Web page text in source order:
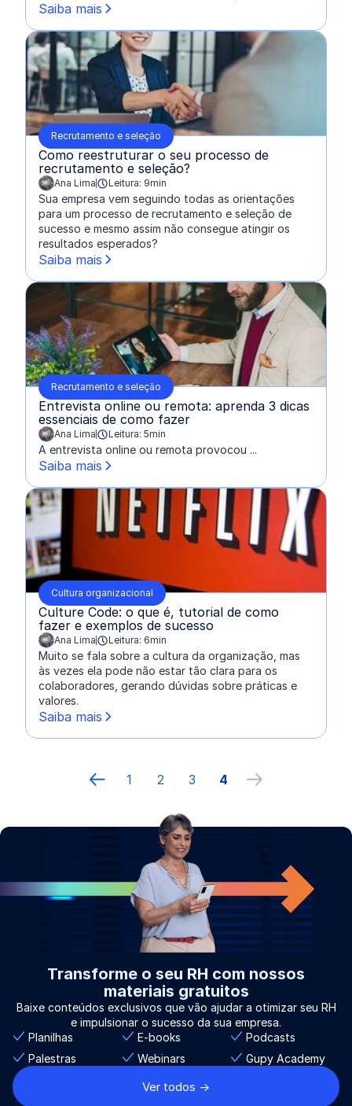
Saiba mais
Recrutamento e seleção
Como reestruturar o seu processo de
recrutamento e seleção?
escrito por:
Ana Lima Leitura: 9min
Sua empresa vem seguindo todas as orientações
para um processo de recrutamento e seleção de
sucesso e mesmo assim não consegue atingir os
resultados esperados?
Saiba mais
Recrutamento e seleção
Entrevista online ou remota: aprenda 3 dicas
essenciais de como fazer
escrito por:
Ana Lima Leitura: 5min
A entrevista online ou remota provocou ...
Saiba mais
Cultura organizacional
Culture Code: o que é, tutorial de como
fazer e exemplos de sucesso
escrito por:
Ana Lima Leitura: 6min
Muito se fala sobre a cultura da organização, mas
às vezes ela pode não estar tão clara para os
colaboradores, gerando dúvidas sobre práticas e
valores.
Saiba mais
Página anterior
1 2 3 4 próxima página
Transforme o seu RH com nossos
materiais gratuitos
Baixe conteúdos exclusivos que vão ajudar a otimizar seu RH
e impulsionar o sucesso da sua empresa.
Planilhas
E-books
Podcasts
Palestras
Webinars Gupy Academy
Ver todos ->